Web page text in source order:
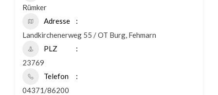
Rümker
Adresse
Landkirchenerweg 55 / OT Burg, Fehmarn
PLZ
23769
Telefon
04371/86200